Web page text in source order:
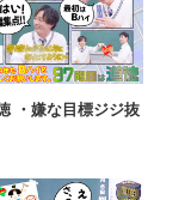
・嫌な目標ジジ抜